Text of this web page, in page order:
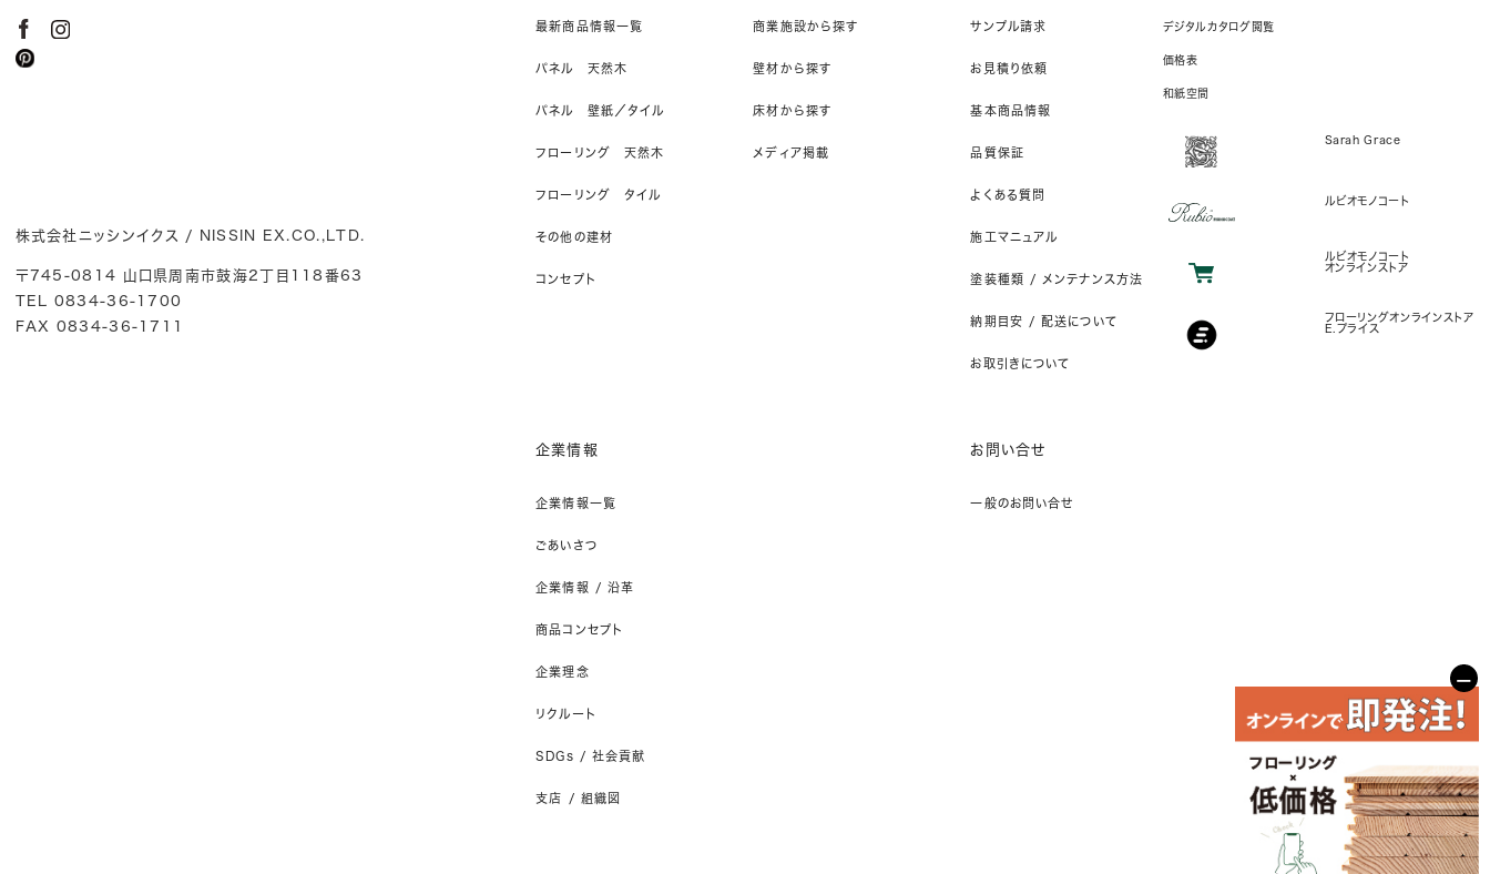
株式会社ニッシンイクス / NISSIN EX.CO.,LTD.
〒745-0814 山口県周南市鼓海2丁目118番63
TEL 0834-36-1700
FAX 0834-36-1711
最新商品情報一覧
パネル 天然木
パネル 壁紙／タイル
フローリング 天然木
フローリング タイル
その他の建材
コンセプト
商業施設から探す
壁材から探す
床材から探す
メディア掲載
サンプル請求
お見積り依頼
基本商品情報
品質保証
よくある質問
施工マニュアル
塗装種類 / メンテナンス方法
納期目安 / 配送について
お取引きについて
企業情報
企業情報一覧
ごあいさつ
企業情報 / 沿革
商品コンセプト
企業理念
リクルート
SDGs / 社会貢献
支店 / 組織図
お問い合せ
一般のお問い合せ
デジタルカタログ閲覧
価格表
和紙空間
Sarah Grace
ルビオモノコート
ルビオモノコート
オンラインストア
フローリングオンラインストア
E.プライス
−